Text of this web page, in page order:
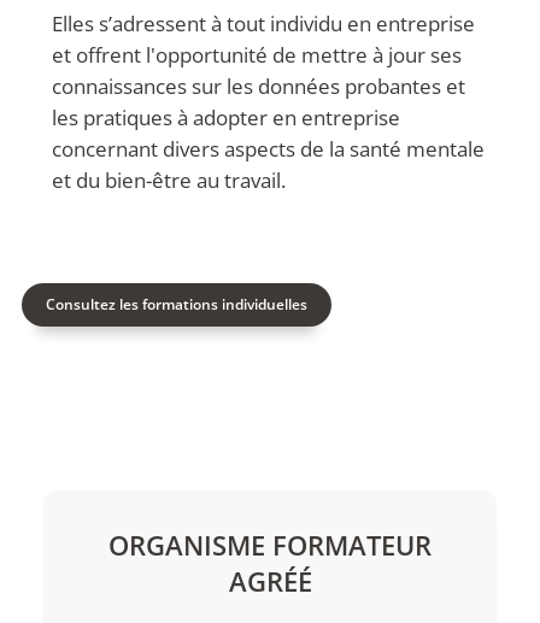
Elles s’adressent à tout individu en entreprise
et offrent l'opportunité de mettre à jour ses
connaissances sur les données probantes et
les pratiques à adopter en entreprise
concernant divers aspects de la santé mentale
et du bien-être au travail.
Consultez les formations individuelles
ORGANISME FORMATEUR
AGRÉÉ